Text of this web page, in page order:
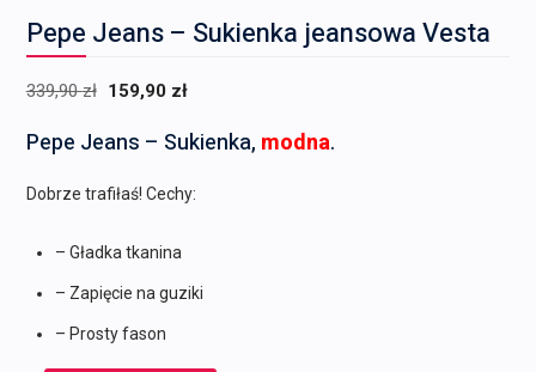
Pepe Jeans – Sukienka jeansowa Vesta
339,90zł Pierwotna
wynosiła:
339,90 zł.
159,90 zł
wynosi:
Pepe Jeans – Sukienka, modna.
Dobrze trafiłaś! Cechy:
– Gładka tkanina
– Zapięcie na guziki
– Prosty fason